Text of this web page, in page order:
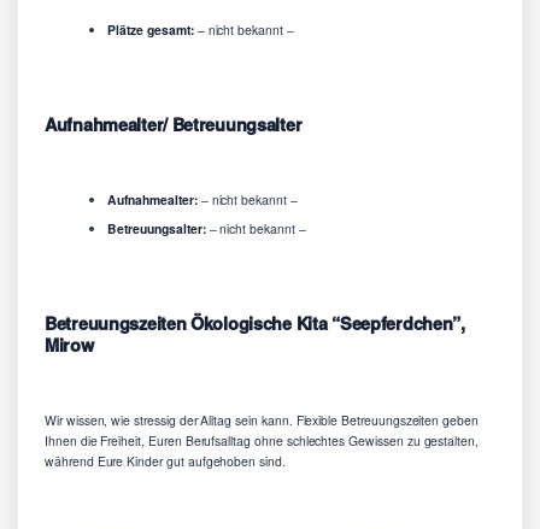
Plätze gesamt:– nicht bekannt –
Aufnahmealter/ Betreuungsalter
Aufnahmealter:– nicht bekannt –
Betreuungsalter:– nicht bekannt –
Betreuungszeiten Ökologische Kita “Seepferdchen”,
Mirow
Wir wissen, wie stressig der Alltag sein kann. Flexible Betreuungszeiten geben
Ihnen die Freiheit, Euren Berufsalltag ohne schlechtes Gewissen zu gestalten,
während Eure Kinder gut aufgehoben sind.